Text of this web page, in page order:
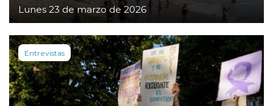
Lunes 23 de marzo de 2026
Entrevistas